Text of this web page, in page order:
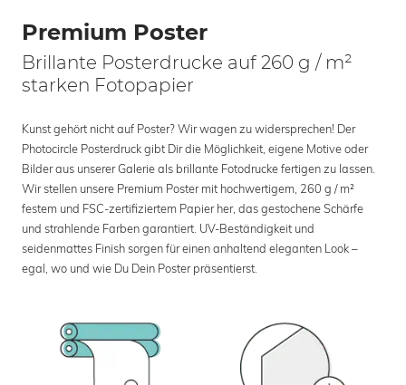
Premium Poster
Brillante Posterdrucke auf 260 g / m²
starken Fotopapier
Kunst gehört nicht auf Poster? Wir wagen zu widersprechen! Der
Photocircle Posterdruck gibt Dir die Möglichkeit, eigene Motive oder
Bilder aus unserer Galerie als brillante Fotodrucke fertigen zu lassen.
Wir stellen unsere Premium Poster mit hochwertigem, 260 g / m²
festem und FSC-zertifiziertem Papier her, das gestochene Schärfe
und strahlende Farben garantiert. UV-Beständigkeit und
seidenmattes Finish sorgen für einen anhaltend eleganten Look –
egal, wo und wie Du Dein Poster präsentierst.